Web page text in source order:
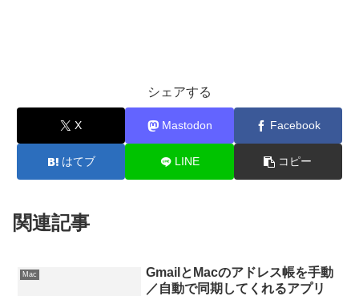
シェアする
X Mastodon Facebook
はてブ LINE コピー
関連記事
Mac
GmailとMacのアドレス帳を手動
／自動で同期してくれるアプリ